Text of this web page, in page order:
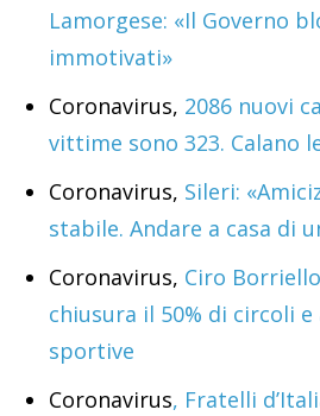
Lamorgese: «Il Governo
immotivati»
Coronavirus, 2086 nuovi
vittime sono 323. Calano
Coronavirus, Sileri:
stabile. Andare a casa di
Coronavirus, Ciro
chiusura il 50% di circoli e
sportive
Coronavirus, Fratelli